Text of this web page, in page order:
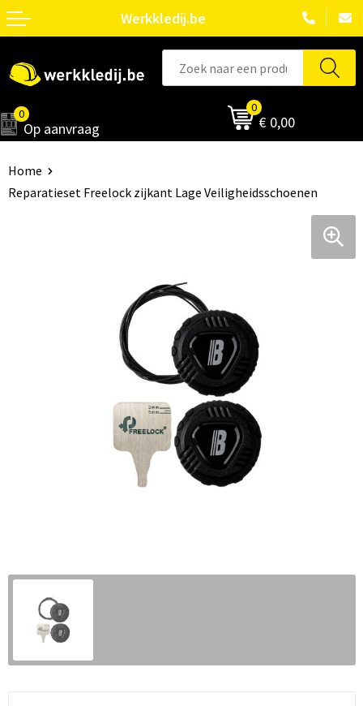
Werkkledij.be
0
Op aanvraag
0
€ 0,00
Home
Reparatieset Freelock zijkant Lage Veiligheidsschoenen